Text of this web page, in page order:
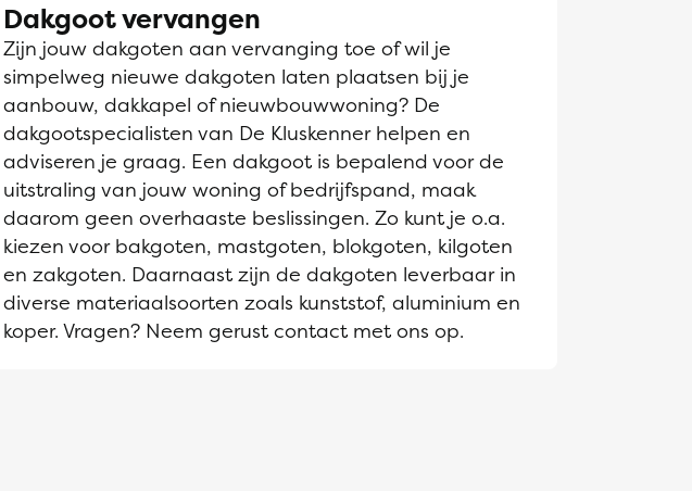
Dakgoot vervangen
Zijn jouw dakgoten aan vervanging toe of wil je
simpelweg nieuwe dakgoten laten plaatsen bij je
aanbouw, dakkapel of nieuwbouwwoning? De
dakgootspecialisten van De Kluskenner helpen en
adviseren je graag. Een dakgoot is bepalend voor de
uitstraling van jouw woning of bedrijfspand, maak
daarom geen overhaaste beslissingen. Zo kunt je o.a.
kiezen voor bakgoten, mastgoten, blokgoten, kilgoten
en zakgoten. Daarnaast zijn de dakgoten leverbaar in
diverse materiaalsoorten zoals kunststof, aluminium en
koper. Vragen? Neem gerust contact met ons op.